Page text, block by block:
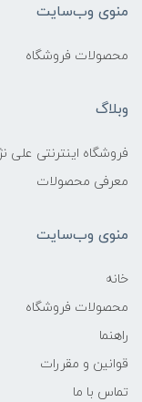
منوی وب‌سایت
محصولات فروشگاه
وبلاگ
فروشگاه اینترنتی علی
معرفی محصولات
منوی وب‌سایت
خانه
محصولات فروشگاه
راهنما
قوانین و مقررات
تماس با ما